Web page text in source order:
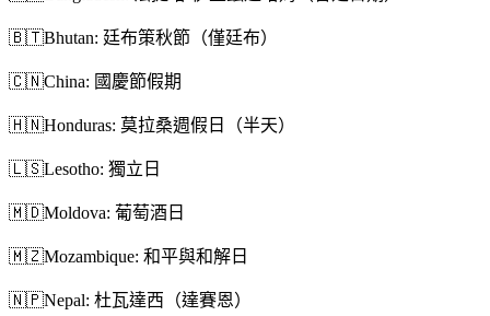
🇧🇹Bhutan: 廷布策秋節（僅廷布）
🇨🇳China: 國慶節假期
🇭🇳Honduras: 莫拉桑週假日（半天）
🇱🇸Lesotho: 獨立日
🇲🇩Moldova: 葡萄酒日
🇲🇿Mozambique: 和平與和解日
🇳🇵Nepal: 杜瓦達西（達賽恩）